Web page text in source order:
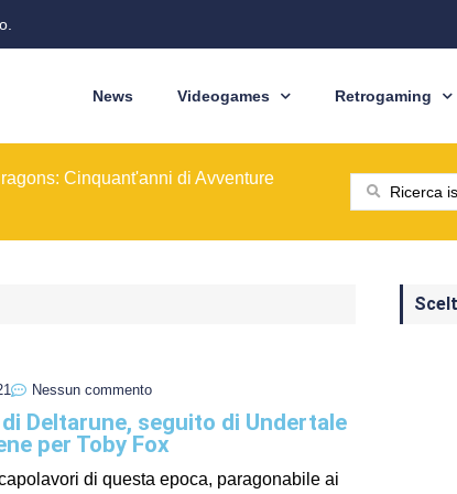
News Videogames Retrogaming
del modello originale
le sale giochi nel 1989
Cinquant'anni di Avventure
dal pixel al Sottosopra
BioWare
nostre tasche
del modello originale
le sale giochi nel 1989
Nessun commento
Deltarune, seguito di Undertale
per Toby Fox
di questa epoca, paragonabile ai